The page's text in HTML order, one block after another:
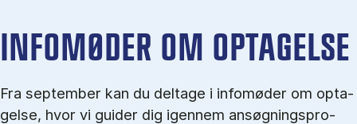
IN­FO­MØ­DER OM OP­TA­GEL­SE
Fra september kan du del­tage i in­fo­mø­der om op­ta­
gel­se, hvor vi gu­i­der dig igen­nem an­søg­nings­pro­